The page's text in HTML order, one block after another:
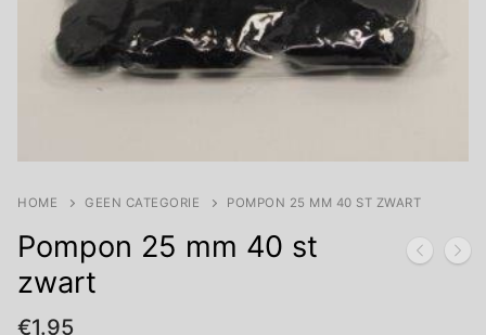
HOME GEEN CATEGORIE POMPON 25 MM 40 ST ZWART
Pompon 25 mm 40 st
zwart
€1.95